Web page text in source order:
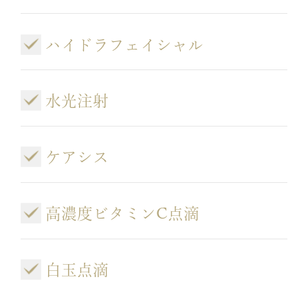
ハイドラフェイシャル
水光注射
ケアシス
高濃度ビタミンC点滴
白玉点滴